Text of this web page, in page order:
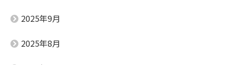
2025年9月
2025年8月